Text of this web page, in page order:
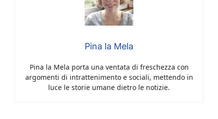
Pina la Mela
Pina la Mela porta una ventata di freschezza con
argomenti di intrattenimento e sociali, mettendo in
luce le storie umane dietro le notizie.